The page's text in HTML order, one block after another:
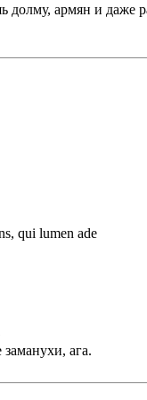
армян и даже
qui lumen ade
ага.